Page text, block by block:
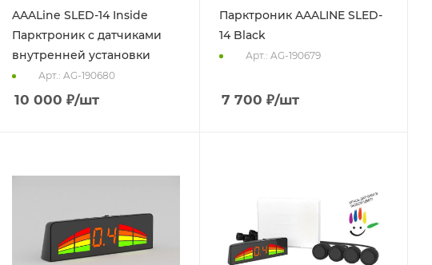
AAALine SLED-14 Inside
Парктроник с датчиками
внутренней установки
Арт.: AG-190680
10 000 ₽/шт
Парктроник AAALINE SLED-
14 Black
Арт.: AG-190679
7 700 ₽/шт